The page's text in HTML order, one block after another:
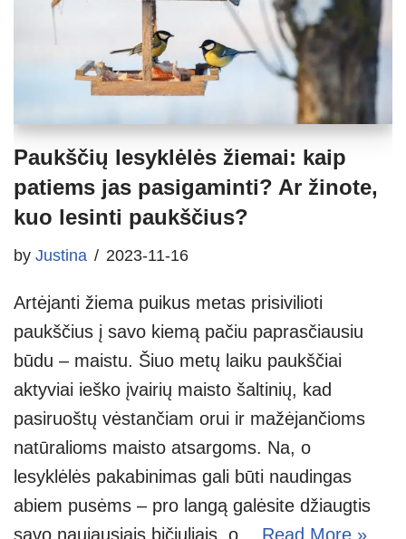
Paukščių lesyklėlės žiemai: kaip
patiems jas pasigaminti? Ar žinote,
kuo lesinti paukščius?
by Justina 2023-11-16
Artėjanti žiema puikus metas prisivilioti
paukščius į savo kiemą pačiu paprasčiausiu
būdu – maistu. Šiuo metų laiku paukščiai
aktyviai ieško įvairių maisto šaltinių, kad
pasiruoštų vėstančiam orui ir mažėjančioms
natūralioms maisto atsargoms. Na, o
lesyklėlės pakabinimas gali būti naudingas
abiem pusėms – pro langą galėsite džiaugtis
savo naujausiais bičiuliais, o… Read More »